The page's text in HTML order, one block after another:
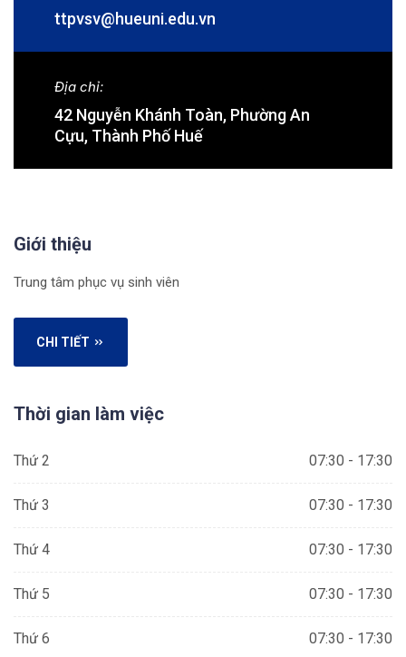
ttpvsv@hueuni.edu.vn
Địa chỉ:
42 Nguyễn Khánh Toàn, Phường An
Cựu, Thành Phố Huế
Giới thiệu
Trung tâm phục vụ sinh viên
CHI TIẾT
Thời gian làm việc
Thứ 2 07:30 - 17:30
Thứ 3 07:30 - 17:30
Thứ 4 07:30 - 17:30
Thứ 5 07:30 - 17:30
Thứ 6 07:30 - 17:30